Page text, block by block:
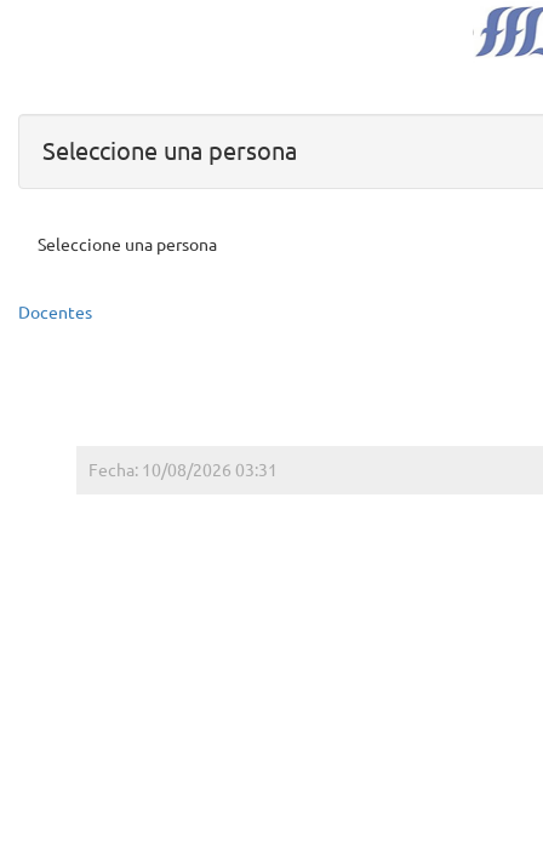
Seleccione una persona
Seleccione una persona
Docentes
Fecha: 10/08/2026 03:31